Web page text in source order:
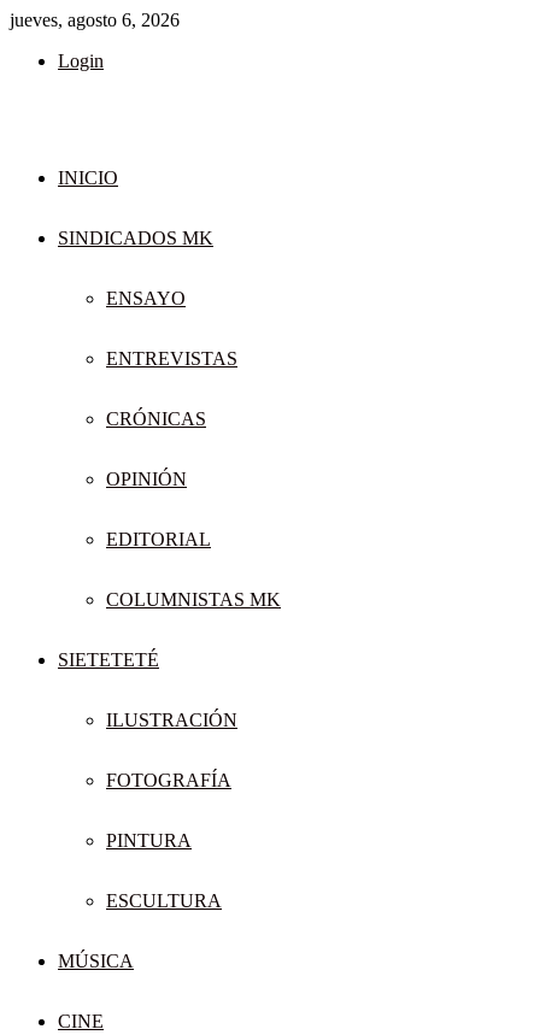
jueves, agosto 6, 2026
Login
INICIO
SINDICADOS MK
ENSAYO
ENTREVISTAS
CRÓNICAS
OPINIÓN
EDITORIAL
COLUMNISTAS MK
SIETETETÉ
ILUSTRACIÓN
FOTOGRAFÍA
PINTURA
ESCULTURA
MÚSICA
CINE